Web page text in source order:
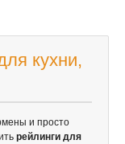
кухни,
и просто
рейлинги для